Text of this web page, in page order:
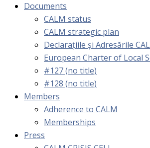
Documents
CALM status
CALM strategic plan
Declarațiile și Adresările
European Charter of Local
#127 (no title)
#128 (no title)
Members
Adherence to CALM
Memberships
Press